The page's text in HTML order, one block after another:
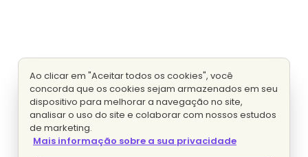
Ao clicar em "Aceitar todos os cookies", você
concorda que os cookies sejam armazenados em seu
dispositivo para melhorar a navegação no site,
analisar o uso do site e colaborar com nossos estudos
de marketing.
Mais informação sobre a sua privacidade